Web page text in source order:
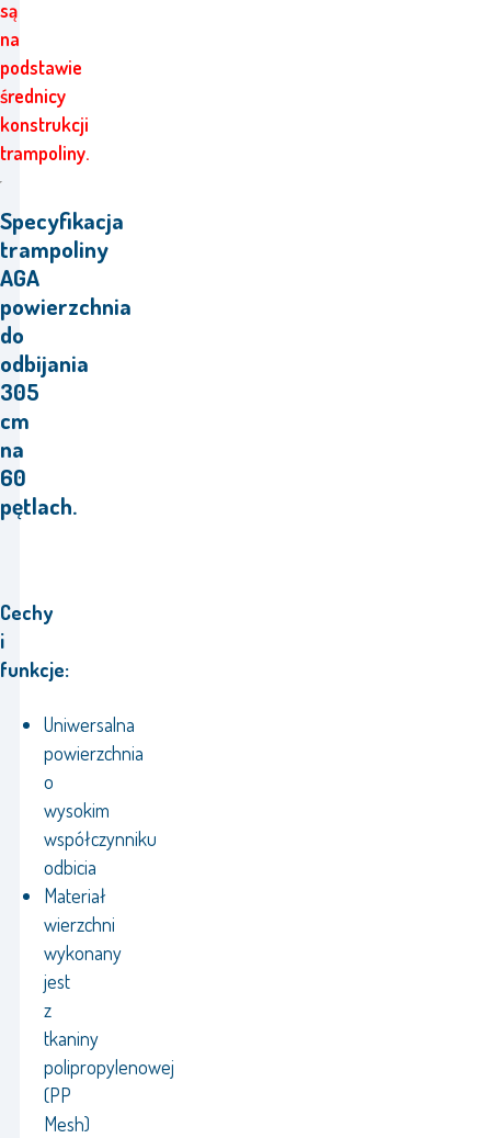
są
na
podstawie
średnicy
konstrukcji
trampoliny.
Specyfikacja
trampoliny
AGA
powierzchnia
do
odbijania
305
cm
na
60
pętlach.
Cechy
i
funkcje:
Uniwersalna
powierzchnia
o
wysokim
współczynniku
odbicia
Materiał
wierzchni
wykonany
jest
z
tkaniny
polipropylenowej
(PP
Mesh)